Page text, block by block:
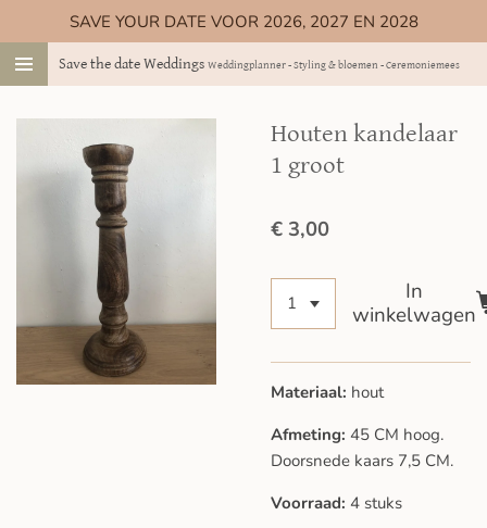
direct
naar
Save the date Weddings Weddingplanner - Styling & bloemen - Ceremoniemeester
SAVE YOUR DATE VOOR 2026, 2027 EN 2028
Houten kandelaar
1 groot
€ 3,00
In
winkelwagen
Materiaal: hout
Afmeting: 45 CM hoog.
Doorsnede kaars 7,5 CM.
Voorraad: 4 stuks